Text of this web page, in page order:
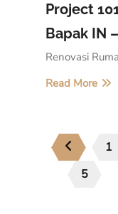
Project
Bapak IN
Renovasi
Read More
1
5